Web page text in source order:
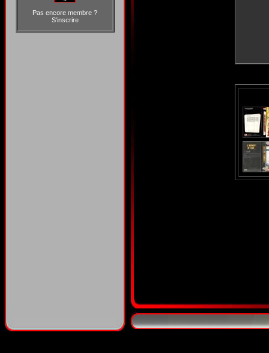
Pas encore membre ?
S'inscrire